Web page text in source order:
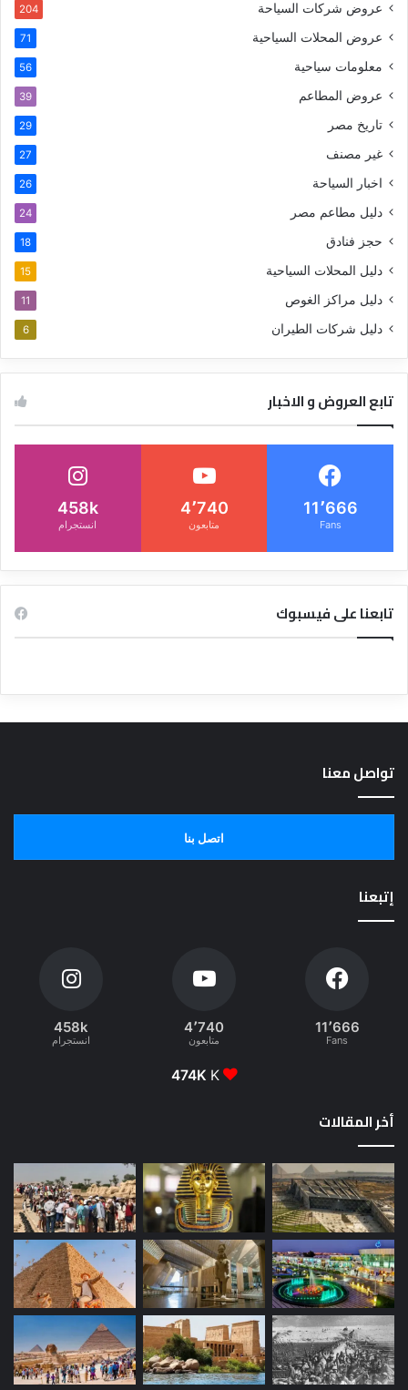
عروض شركات السياحة 204
عروض المحلات السياحية 71
معلومات سياحية 56
عروض المطاعم 39
تاريخ مصر 29
غير مصنف 27
اخبار السياحة 26
دليل مطاعم مصر 24
حجز فنادق 18
دليل المحلات السياحية 15
دليل مراكز الغوص 11
دليل شركات الطيران 6
تابع العروض و الاخبار
11٬666
Fans
4٬740
متابعون
458k
انستجرام
تابعنا على فيسبوك
تواصل معنا
اتصل بنا
إتبعنا
11٬666
Fans
4٬740
متابعون
458k
انستجرام
474K K
أخر المقالات